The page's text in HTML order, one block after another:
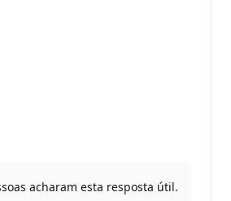
acharam esta resposta útil.